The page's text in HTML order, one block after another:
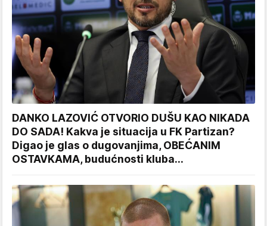
DANKO LAZOVIĆ OTVORIO DUŠU KAO NIKADA
DO SADA! Kakva je situacija u FK Partizan?
Digao je glas o dugovanjima, OBEĆANIM
OSTAVKAMA, budućnosti kluba...